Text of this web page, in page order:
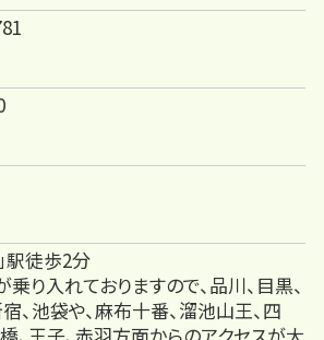
駅徒歩2分
り入れておりますので、品川、目黒、
、池袋や、麻布十番、溜池山王、四